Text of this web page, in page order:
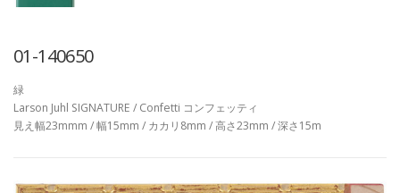
01-140650
緑
Larson Juhl SIGNATURE / Confetti コンフェッティ
見え幅23mmm / 幅15mm / カカリ8mm / 高さ23mm / 深さ15m